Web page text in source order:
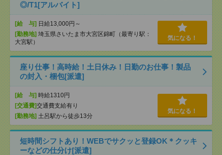
◎/T1[アルバイト]
[給 与] 日給13,000円～
[勤務地] 埼玉県さいたま市大宮区錦町（最寄り駅：
大宮駅）
気になる！
座り仕事！高時給！土日休み！日勤のお仕事！製品
の封入・梱包[派遣]
[給 与] 時給1310円
[交通費]交通費支給有り
[勤務地] 土呂駅から徒歩13分
気になる！
短時間シフトあり！WEBでサクッと登録OK＊クッキ
ーなどの仕分け[派遣]